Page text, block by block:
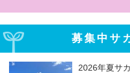
募集中サ
2026年夏サ